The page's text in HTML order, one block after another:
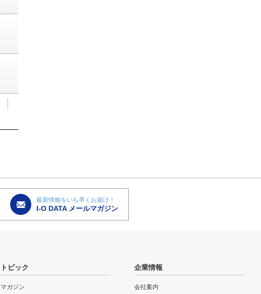
最新情報をいち早くお届け！
I-O DATA メールマガジン
トピック
マガジン
企業情報
会社案内